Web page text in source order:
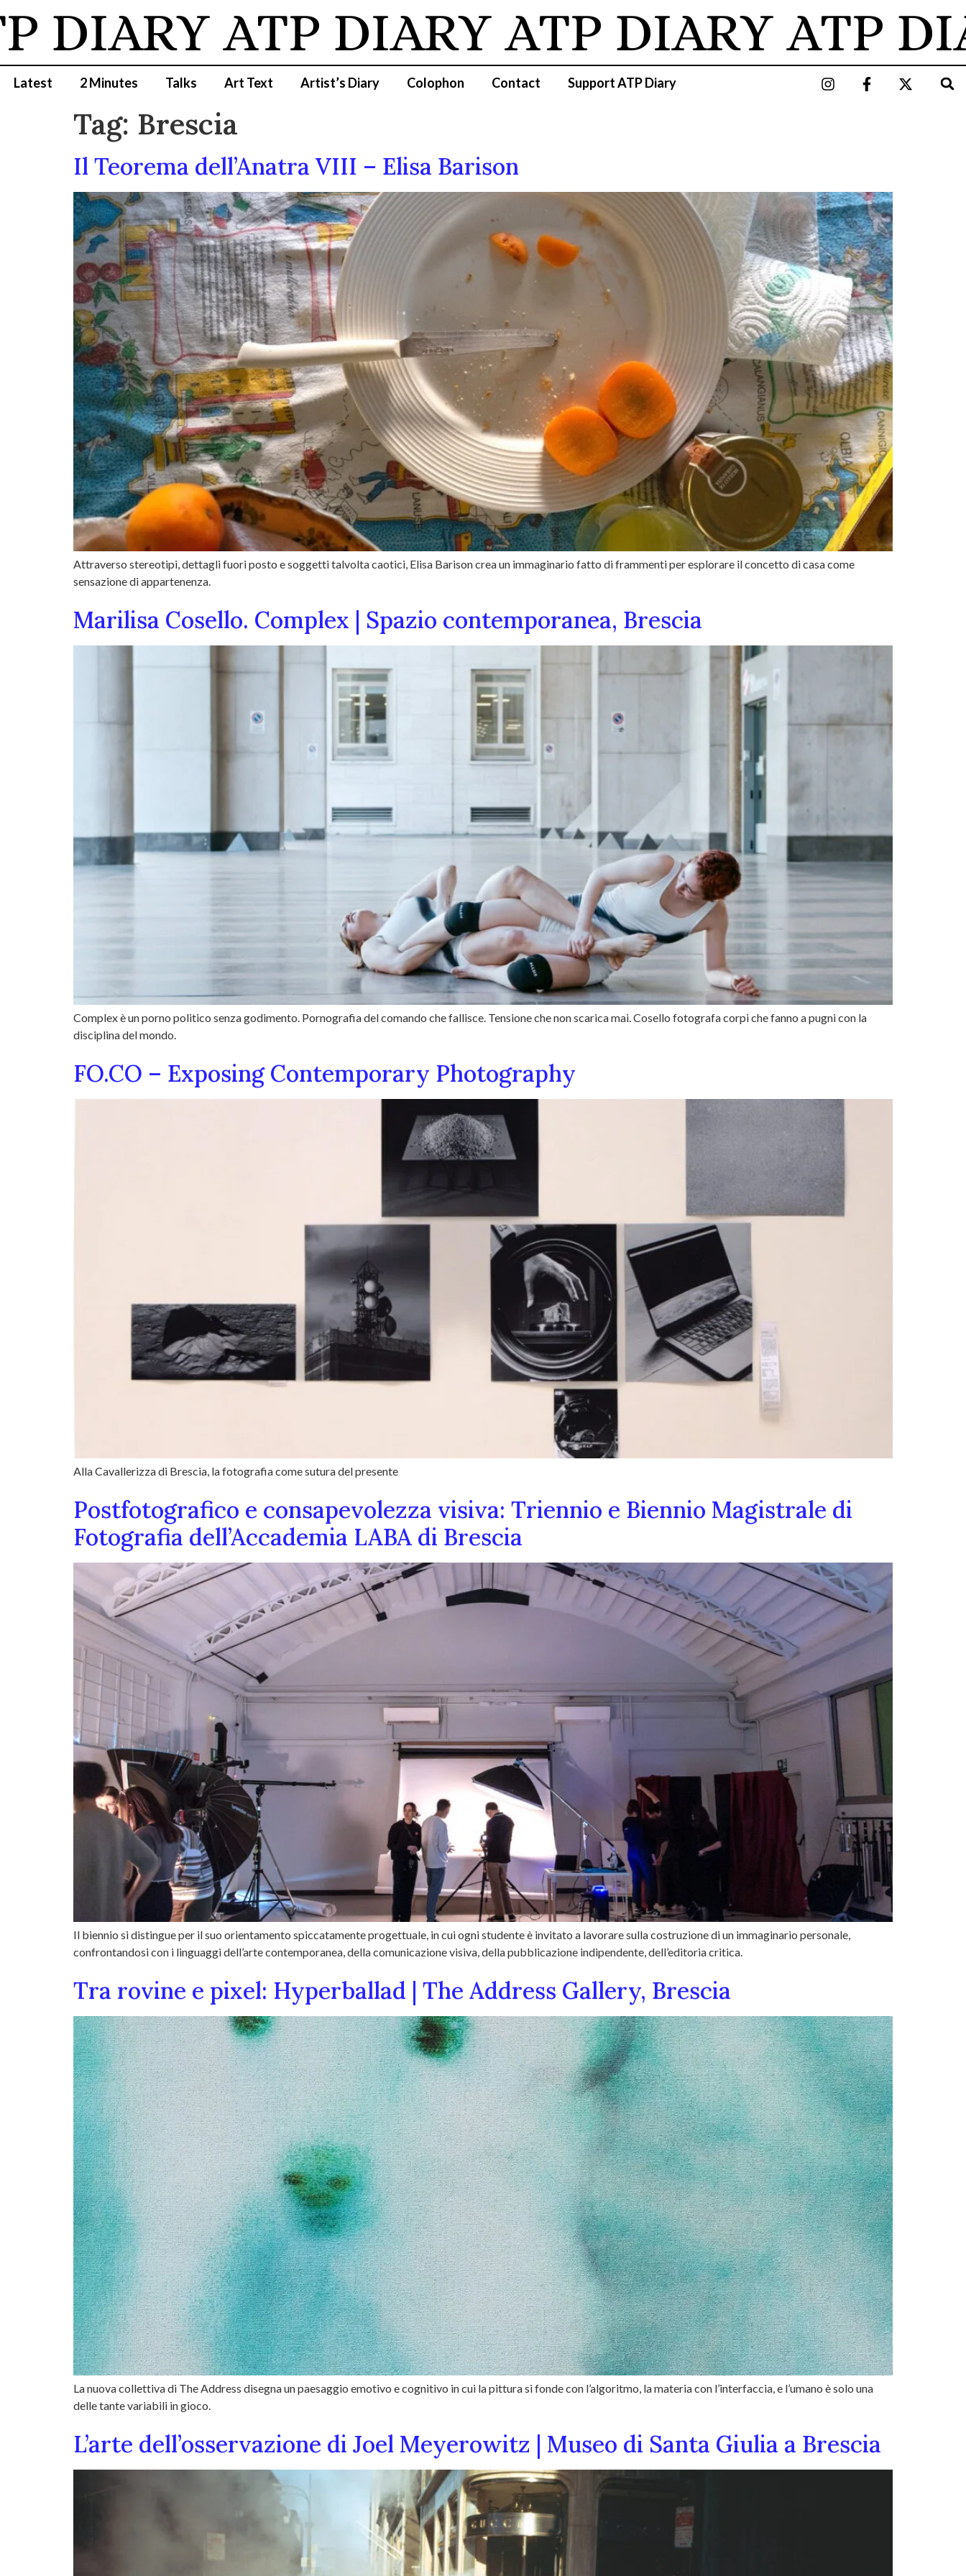
ATP DIARY ATP DIARY ATP
Latest 2 Minutes Talks Art Text Artist’s Diary Colophon Contact Support ATP Diary
Tag: Brescia
Il Teorema dell’Anatra VIII – Elisa Barison
Attraverso stereotipi, dettagli fuori posto e soggetti talvolta caotici, Elisa Barison crea un immaginario fatto di frammenti per esplorare il concetto di casa come
sensazione di appartenenza.
Marilisa Cosello. Complex | Spazio contemporanea, Brescia
Complex è un porno politico senza godimento. Pornografia del comando che fallisce. Tensione che non scarica mai. Cosello fotografa corpi che fanno a pugni con la
disciplina del mondo.
FO.CO – Exposing Contemporary Photography
Alla Cavallerizza di Brescia, la fotografia come sutura del presente
Postfotografico e consapevolezza visiva: Triennio e Biennio Magistrale di
Fotografia dell’Accademia LABA di Brescia
Il biennio si distingue per il suo orientamento spiccatamente progettuale, in cui ogni studente è invitato a lavorare sulla costruzione di un immaginario personale,
confrontandosi con i linguaggi dell’arte contemporanea, della comunicazione visiva, della pubblicazione indipendente, dell’editoria critica.
Tra rovine e pixel: Hyperballad | The Address Gallery, Brescia
La nuova collettiva di The Address disegna un paesaggio emotivo e cognitivo in cui la pittura si fonde con l’algoritmo, la materia con l’interfaccia, e l’umano è solo una
delle tante variabili in gioco.
L’arte dell’osservazione di Joel Meyerowitz | Museo di Santa Giulia a Brescia